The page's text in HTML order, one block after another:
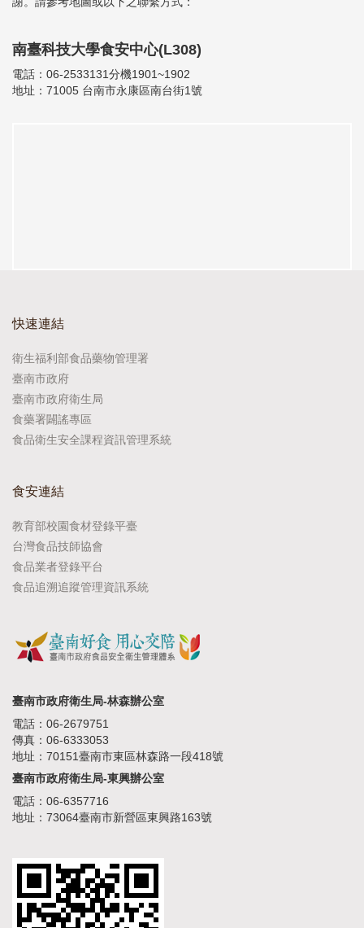
南臺科技大學食安中心(L308)
電話：06-2533131分機1901~1902
地址：71005 台南市永康區南台街1號
快速連結
衛生福利部食品藥物管理署
臺南市政府
臺南市政府衛生局
食藥署闢謠專區
食品衛生安全課程資訊管理系統
食安連結
教育部校園食材登錄平臺
台灣食品技師協會
食品業者登錄平台
食品追溯追蹤管理資訊系統
臺南市政府衛生局-林森辦公室
電話：06-2679751
傳真：06-6333053
地址：70151臺南市東區林森路一段418號
臺南市政府衛生局-東興辦公室
電話：06-6357716
地址：73064臺南市新營區東興路163號